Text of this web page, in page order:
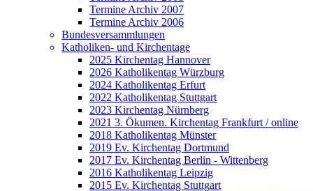
Termine Archiv 2007
Termine Archiv 2006
Bundesversammlungen
Katholiken- und Kirchentage
2025 Kirchentag Hannover
2026 Katholikentag Würzburg
2024 Katholikentag Erfurt
2022 Katholikentag Stuttgart
2023 Kirchentag Nürnberg
2021 3. Ökumen. Kirchentag Frankfurt / online
2018 Katholikentag Münster
2019 Ev. Kirchentag Dortmund
2017 Ev. Kirchentag Berlin - Wittenberg
2016 Katholikentag Leipzig
2015 Ev. Kirchentag Stuttgart